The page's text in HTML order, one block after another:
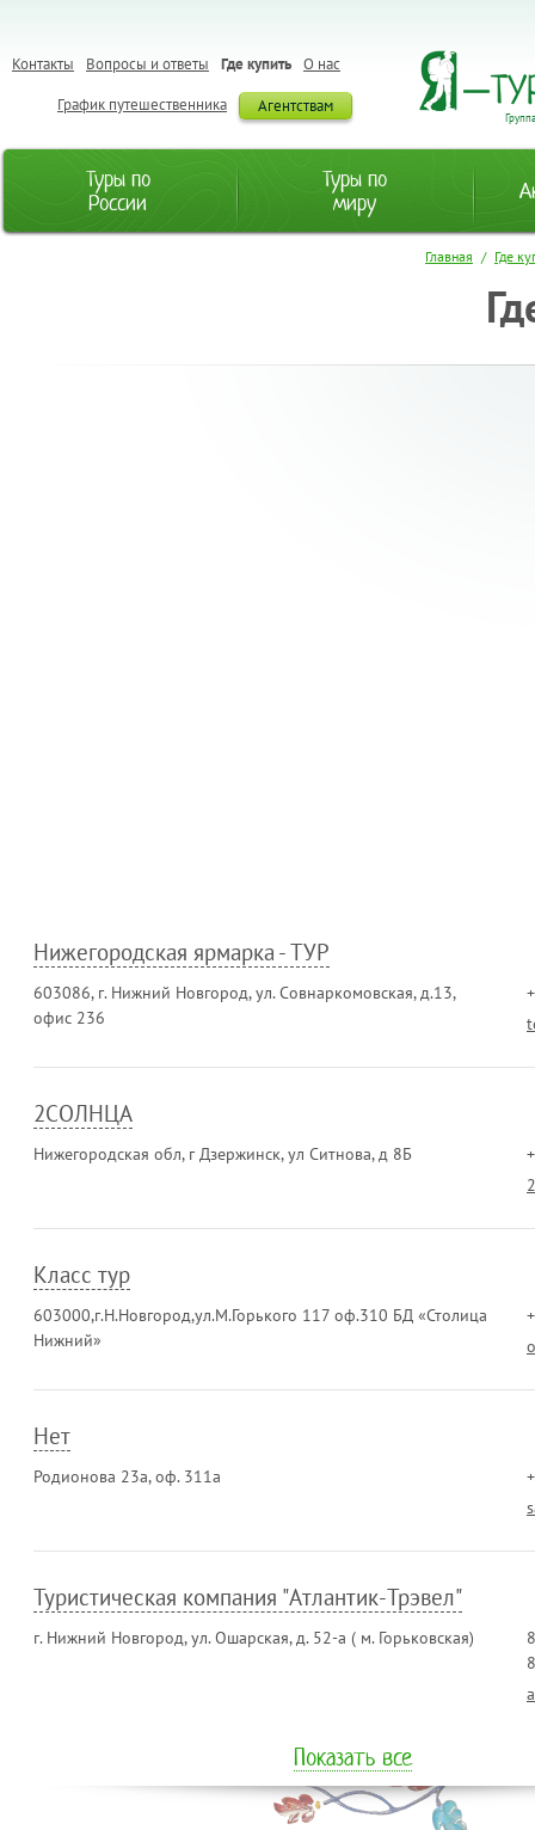
О нас
Где купить
Вопросы и ответы
Контакты
Агентствам
График путешественника
Туры по
России
Туры по
миру
Главная / Где
Нижегородская ярмарка - ТУР
603086, г. Нижний Новгород, ул. Совнаркомовская, д.13,
офис 236
2СОЛНЦА
Нижегородская обл, г Дзержинск, ул Ситнова, д 8Б
Класс тур
603000,г.Н.Новгород,ул.М.Горького 117 оф.310 БД «Столица
Нижний»
Нет
Родионова 23а, оф. 311а
Туристическая компания "Атлантик-Трэвел"
г. Нижний Новгород, ул. Ошарская, д. 52-а ( м. Горьковская)
Показать все